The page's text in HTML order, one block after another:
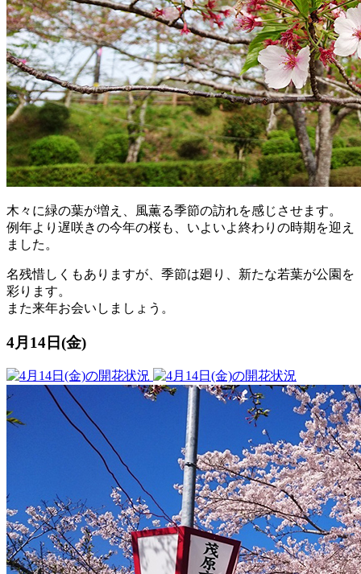
木々に緑の葉が増え、風薫る季節の訪れを感じさせます。
例年より遅咲きの今年の桜も、いよいよ終わりの時期を迎え
ました。
名残惜しくもありますが、季節は廻り、新たな若葉が公園を
彩ります。
また来年お会いしましょう。
4月14日(金)